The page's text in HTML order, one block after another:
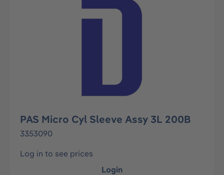
PAS Micro Cyl Sleeve Assy 3L 200B
3353090
Log in to see prices
Login